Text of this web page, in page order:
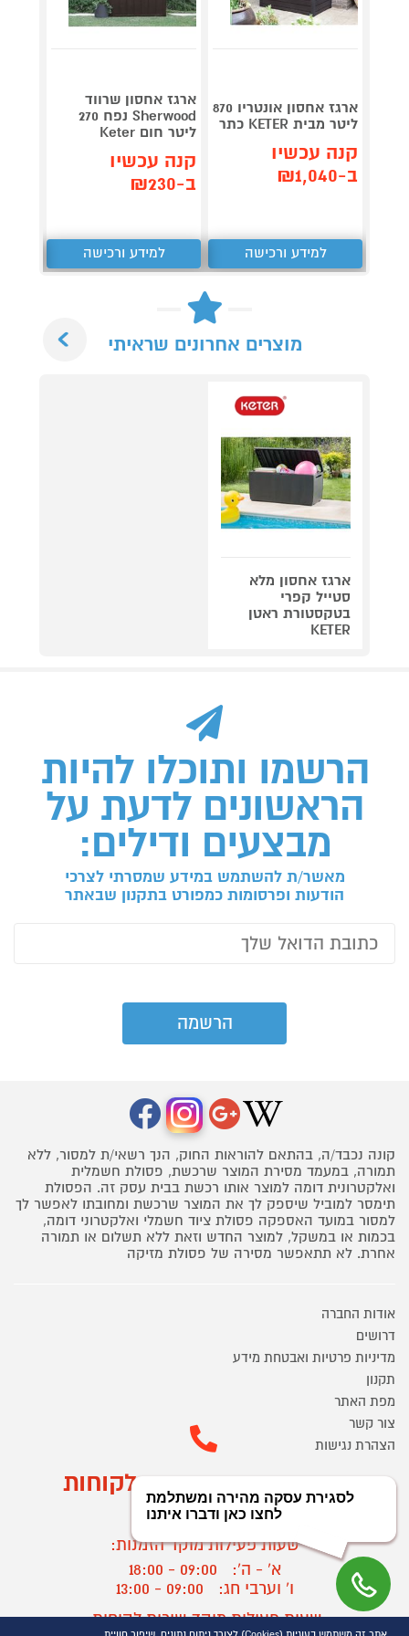
ארגז אחסון אונטריו 870
ליטר מבית KETER כתר
קנה עכשיו
ב-₪1,040
למידע ורכישה
ארגז אחסון שרווד
Sherwood נפח 270
ליטר חום Keter
קנה עכשיו
ב-₪230
למידע ורכישה
מוצרים אחרונים שראיתי
ארגז אחסון מלא
סטייל קפרי
בטקסטורת ראטן
KETER
הרשמו ותוכלו להיות
הראשונים לדעת על
מבצעים ודילים:
מאשר/ת להשתמש במידע שמסרתי לצרכי
הודעות ופרסומות כמפורט בתקנון שבאתר
קונה נכבד/ה, בהתאם להוראות החוק, הנך רשאי/ת למסור, ללא
תמורה, במעמד מסירת המוצר שרכשת, פסולת חשמלית
ואלקטרונית דומה למוצר אותו רכשת בבית עסק זה. הפסולת
תימסר למוביל שיספק לך את המוצר שרכשת ומחובתו לאפשר לך
למסור במועד האספקה פסולת ציוד חשמלי ואלקטרוני דומה,
בכמות או במשקל, למוצר החדש וזאת ללא תשלום או תמורה
אחרת. לא תתאפשר מסירה של פסולת מזיקה
אודות החברה
דרושים
מדיניות פרטיות ואבטחת מידע
תקנון
מפת האתר
צור קשר
הצהרת נגישות
מוקד הזמנות ושירות לקוחות
03-9545370
שעות פעילות מוקד הזמנות:
א' - ה':
09:00 - 18:00
ו' וערבי חג:
09:00 - 13:00
שעות פעילות מוקד שירות לקוחות: